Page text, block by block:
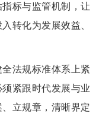
标与监管机制，让
转化为发展效益、
法规标准体系上紧
紧跟时代发展与业
立规章，清晰界定